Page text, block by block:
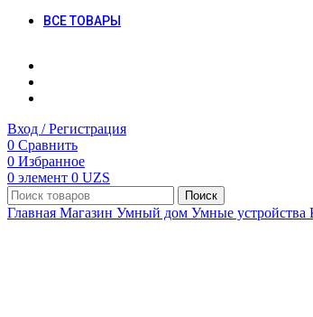
ВСЕ ТОВАРЫ
Вход / Регистрация
0 Сравнить
0 Избранное
0 элемент 0 UZS
Поиск
Главная Магазин Умный дом Умные устройства